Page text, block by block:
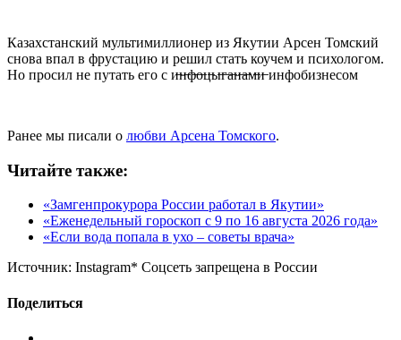
Казахстанский мультимиллионер из Якутии Арсен Томский
снова впал в фрустацию и решил стать коучем и психологом.
Но просил не путать его с и̶н̶ф̶о̶ц̶ы̶г̶а̶н̶а̶м̶и̶ инфобизнесом
Ранее мы писали о любви Арсена Томского.
Читайте также:
«Замгенпрокурора России работал в Якутии»
«Еженедельный гороскоп с 9 по 16 августа 2026 года»
«Если вода попала в ухо – советы врача»
Источник: Instagram* Соцсеть запрещена в России
Поделиться